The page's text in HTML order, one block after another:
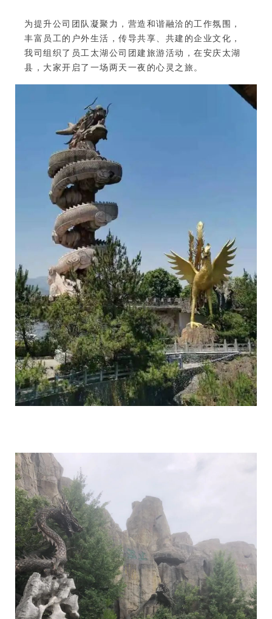
为提升公司团队凝聚力，营造和谐融洽的工作氛围，
丰富员工的户外生活，传导共享、共建的企业文化，
我司组织了员工太湖 公司团建 旅游活动，在安庆太湖
县，大家开启了一场两天一夜的心灵之旅。